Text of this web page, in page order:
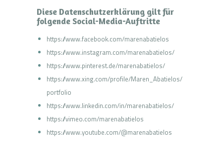
Diese Datenschutzerklärung gilt für
folgende Social-Media-Auftritte
https://www.facebook.com/marenabatielos
https://www.instagram.com/marenabatielos/
https://www.pinterest.de/marenabatielos/
https://www.xing.com/profile/Maren_Abatielos/
portfolio
https://www.linkedin.com/in/marenabatielos/
https://vimeo.com/marenabatielos
https://www.youtube.com/@marenabatielos